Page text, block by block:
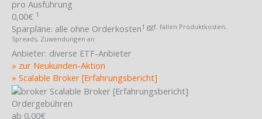
pro Ausführung
0,00€ 1
Sparpläne: alle ohne Orderkosten1 ggf. fallen Produktkosten,
Spreads, Zuwendungen an
Anbieter: diverse ETF-Anbieter
» zur Neukunden-Aktion
» Scalable Broker [Erfahrungsbericht]
Ordergebühren
ab 0,00€